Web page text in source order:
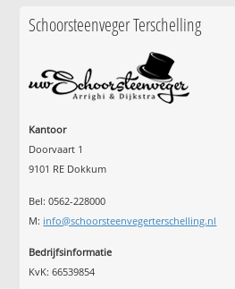
Schoorsteenveger Terschelling
Kantoor
Doorvaart 1
9101 RE Dokkum
Bel: 0562-228000
M: info@schoorsteenvegerterschelling.nl
Bedrijfsinformatie
KvK: 66539854